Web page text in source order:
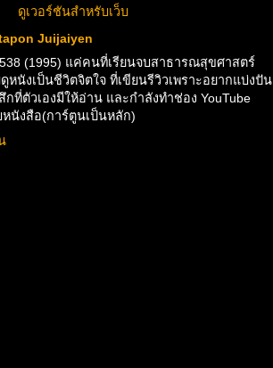
ดูเวอร์ชันสำหรับเว็บ
Juijaiyen
(1995) แค่คนที่เรียนจบสาธารณสุขศาสตร์
หนังเป็นชีวิตจิตใจ ที่เขียนรีวิวเพราะอยากแบ่งปัน
กที่ตัวเองมีให้อ่าน และกำลังทำช่อง YouTube
หนังสือ(การ์ตูนเป็นหลัก)